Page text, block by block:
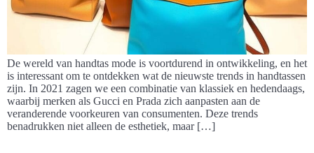
De wereld van handtas mode is voortdurend in ontwikkeling, en het
is interessant om te ontdekken wat de nieuwste trends in handtassen
zijn. In 2021 zagen we een combinatie van klassiek en hedendaags,
waarbij merken als Gucci en Prada zich aanpasten aan de
veranderende voorkeuren van consumenten. Deze trends
benadrukken niet alleen de esthetiek, maar […]